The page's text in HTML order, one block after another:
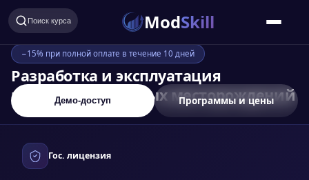
ModSkill
Поиск курса
−15% при полной оплате в течение 10 дней
Разработка и эксплуатация
нефтяных и газовых месторождений
Демо-доступ Программы и цены
Гос. лицензия